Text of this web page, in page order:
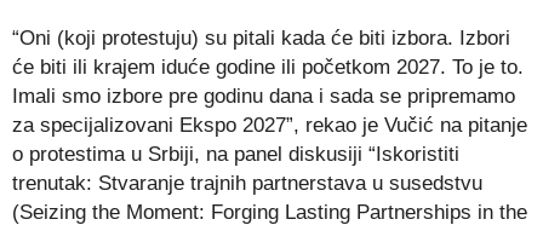
“Oni (koji protestuju) su pitali kada će biti izbora. Izbori
će biti ili krajem iduće godine ili početkom 2027. To je to.
Imali smo izbore pre godinu dana i sada se pripremamo
za specijalizovani Ekspo 2027”, rekao je Vučić na pitanje
o protestima u Srbiji, na panel diskusiji “Iskoristiti
trenutak: Stvaranje trajnih partnerstava u susedstvu
(Seizing the Moment: Forging Lasting Partnerships in the